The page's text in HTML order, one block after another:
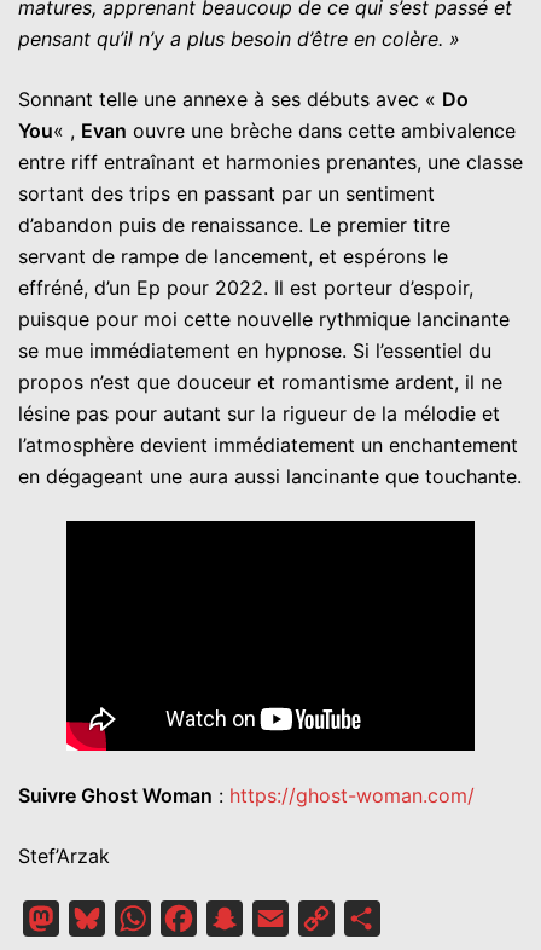
matures, apprenant beaucoup de ce qui s’est passé et
pensant qu’il n’y a plus besoin d’être en colère. »
Sonnant telle une annexe à ses débuts avec « Do
You« , Evan ouvre une brèche dans cette ambivalence
entre riff entraînant et harmonies prenantes, une classe
sortant des trips en passant par un sentiment
d’abandon puis de renaissance. Le premier titre
servant de rampe de lancement, et espérons le
effréné, d’un Ep pour 2022. Il est porteur d’espoir,
puisque pour moi cette nouvelle rythmique lancinante
se mue immédiatement en hypnose. Si l’essentiel du
propos n’est que douceur et romantisme ardent, il ne
lésine pas pour autant sur la rigueur de la mélodie et
l’atmosphère devient immédiatement un enchantement
en dégageant une aura aussi lancinante que touchante.
Suivre Ghost Woman : https://ghost-woman.com/
Stef’Arzak
MastodonBlueskyWhatsAppFacebookSnapchat
Email
Copy